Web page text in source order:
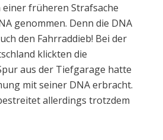
einer früheren Strafsache
genommen. Denn die DNA
den Fahrraddieb! Bei der
klickten die
aus der Tiefgarage hatte
mit seiner DNA erbracht.
allerdings trotzdem